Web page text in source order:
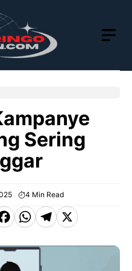
Sering
4 Min Read
W
a
T
e
X